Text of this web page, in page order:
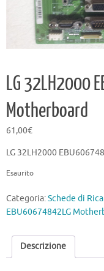
LG 32LH2000
Motherboard
61,00€
LG 32LH2000
Esaurito
Categoria:Schede di
EBU60674842LG
Descrizione